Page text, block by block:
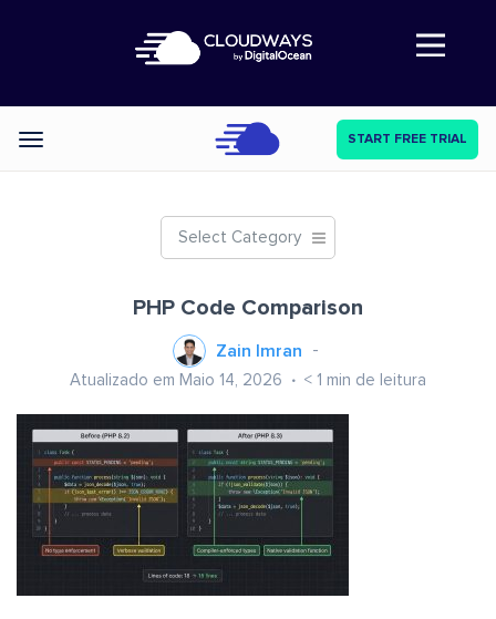
Abre a navegação
Categories START FREE TRIAL
Select Category
PHP Code Comparison
Zain Imran
Atualizado em Maio 14, 2026 < 1 min de leitura